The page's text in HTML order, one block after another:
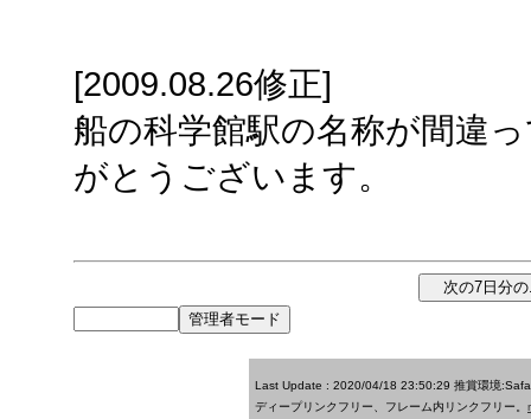
[2009.08.26修正]
船の科学館駅の名称が間違
がとうございます。
Last Update : 2020/04/18 23:50:29 推賞環境
ディープリンクフリー、フレーム内リンクフリー。